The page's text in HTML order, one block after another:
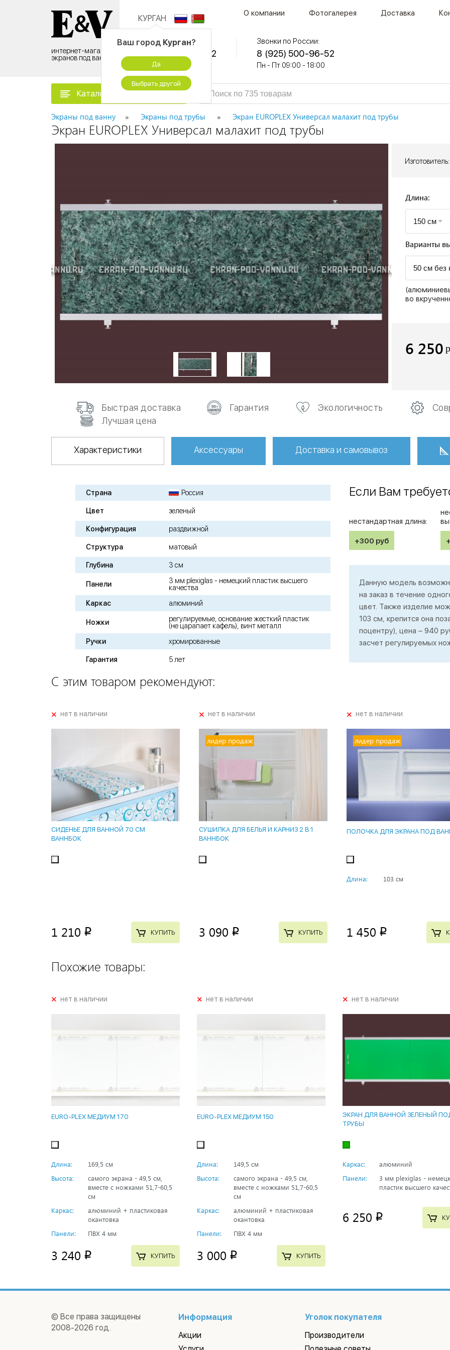
интернет-магазин
экранов под ванну
КУРГАН
Ваш город Курган?
Да
Выбрать другой
О компании Фотогалерея Доставка
Контактный центр:
8 (495) 500-96-52
временно не работаем
Звонки по России:
8 (925) 500-96-52
Пн - Пт 09:00 - 18:00
Каталог товаров
Экраны под ванну Экраны под трубы Экран EUROPLEX Универсал малахит под трубы
Экран EUROPLEX Универсал малахит под трубы
Изготовитель:
Длина:
Варианты
во
6 250
Быстрая доставка Гарантия Экологичность
Лучшая цена
Характеристики Аксессуары Доставка и самовывоз
Страна Россия
Цвет зеленый
Конфигурация раздвижной
Структура матовый
Глубина 3 см
Панели
3 мм plexiglas - немецкий пластик высшего
качества
Каркас
алюминий
Ножки
регулируемые, основание жесткий пластик
(не царапает кафель), винт металл
Ручки
хромированные
Гарантия 5 лет
Если Вам
нестандартная длина:
+300 руб
Данную модель
на заказ в течение
цвет. Также изделие
103 см, крепится она
поцентру), цена – 940
засчет регулируемых
С этим товаром рекомендуют:
+нет в наличии
СИДЕНЬЕ ДЛЯ ВАННОЙ 70 СМ
ВАННБОК
1 210 p КУПИТЬ
+нет в наличии
лидер продаж
СУШИЛКА ДЛЯ БЕЛЬЯ И КАРНИЗ 2 В 1
ВАННБОК
3 090 p КУПИТЬ
+нет в наличии
лидер продаж
ПОЛОЧКА ДЛЯ ЭКРАНА ПОД
Длина: 103 см
1 450 p
Похожие товары:
+нет в наличии
EURO-PLEX МЕДИУМ 170
Длина:
169,5 см
Высота:
самого экрана - 49,5 см,
вместе с ножками 51,7-60,5
см
Каркас:
алюминий + пластиковая
окантовка
Панели:
ПВХ 4 мм
3 240 p КУПИТЬ
+нет в наличии
EURO-PLEX МЕДИУМ 150
Длина:
149,5 см
Высота:
самого экрана - 49,5 см,
вместе с ножками 51,7-60,5
см
Каркас:
алюминий + пластиковая
окантовка
Панели:
ПВХ 4 мм
3 000 p КУПИТЬ
+нет в наличии
ЭКРАН ДЛЯ ВАННОЙ ЗЕЛЕНЫЙ
ТРУБЫ
Каркас:
алюминий
Панели:
3 мм plexiglas -
пластик высшего
6 250 p
© Все права защищены
2008-2026 год.
Информация
Акции
Уголок покупателя
Производители